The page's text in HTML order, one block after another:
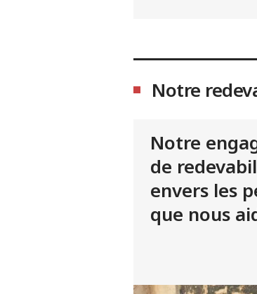
Notre
Notre
de
envers les
que nous